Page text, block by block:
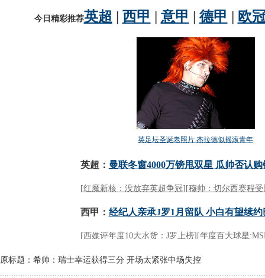
原标题：希帅：瑞士幸运获得三分 开场太紧张中场失控